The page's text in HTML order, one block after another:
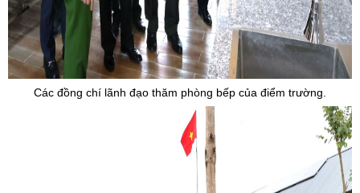
Các đồng chí lãnh đạo thăm phòng bếp của điểm trường.